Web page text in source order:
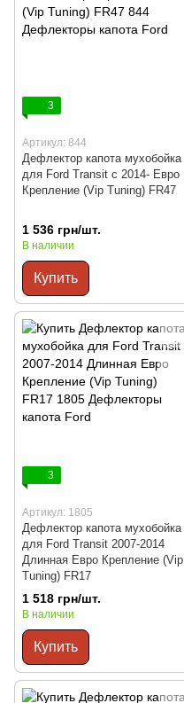
3
Артикул: 844
Дефлектор капота мухобойка
для Ford Transit c 2014- Евро
Крепление (Vip Tuning) FR47
1 536 грн/шт.
В наличии
Купить
3
Артикул: 1805
Дефлектор капота мухобойка
для Ford Transit 2007-2014
Длинная Евро Крепление (Vip
Tuning) FR17
1 518 грн/шт.
В наличии
Купить